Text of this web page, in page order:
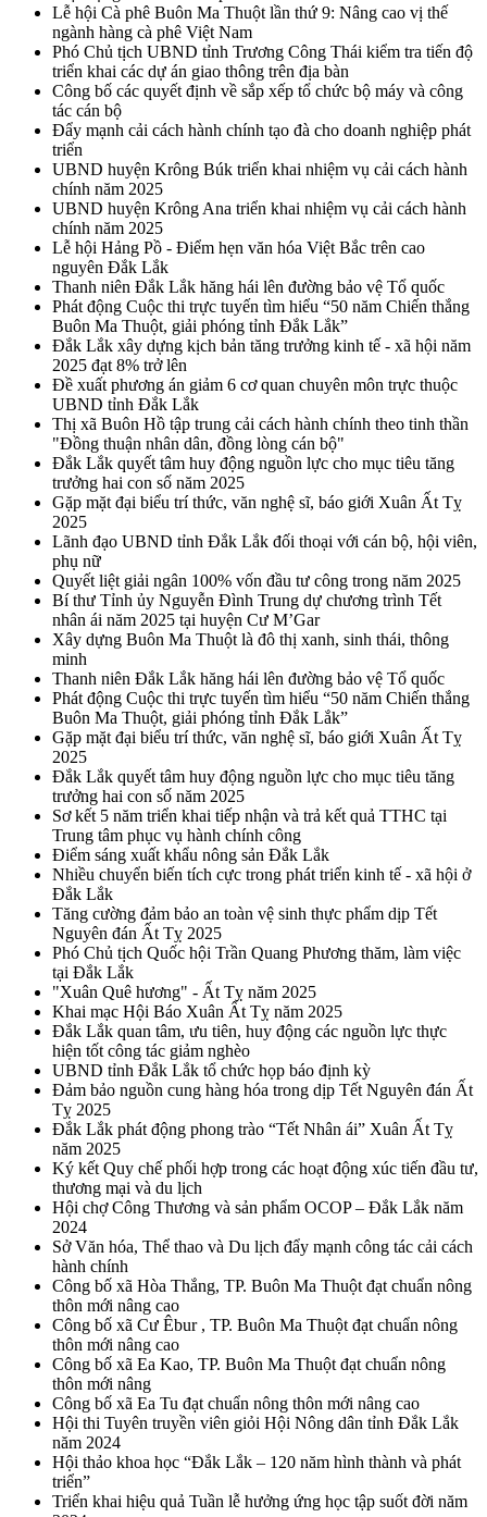
Lễ hội Cà phê Buôn Ma Thuột lần thứ 9: Nâng cao vị thế
ngành hàng cà phê Việt Nam
Phó Chủ tịch UBND tỉnh Trương Công Thái kiểm tra tiến độ
triển khai các dự án giao thông trên địa bàn
Công bố các quyết định về sắp xếp tổ chức bộ máy và công
tác cán bộ
Đẩy mạnh cải cách hành chính tạo đà cho doanh nghiệp phát
triển
UBND huyện Krông Búk triển khai nhiệm vụ cải cách hành
chính năm 2025
UBND huyện Krông Ana triển khai nhiệm vụ cải cách hành
chính năm 2025
Lễ hội Hảng Pồ - Điểm hẹn văn hóa Việt Bắc trên cao
nguyên Đắk Lắk
Thanh niên Đắk Lắk hăng hái lên đường bảo vệ Tổ quốc
Phát động Cuộc thi trực tuyến tìm hiểu “50 năm Chiến thắng
Buôn Ma Thuột, giải phóng tỉnh Đắk Lắk”
Đắk Lắk xây dựng kịch bản tăng trưởng kinh tế - xã hội năm
2025 đạt 8% trở lên
Đề xuất phương án giảm 6 cơ quan chuyên môn trực thuộc
UBND tỉnh Đắk Lắk
Thị xã Buôn Hồ tập trung cải cách hành chính theo tinh thần
"Đồng thuận nhân dân, đồng lòng cán bộ"
Đắk Lắk quyết tâm huy động nguồn lực cho mục tiêu tăng
trưởng hai con số năm 2025
Gặp mặt đại biểu trí thức, văn nghệ sĩ, báo giới Xuân Ất Tỵ
2025
Lãnh đạo UBND tỉnh Đắk Lắk đối thoại với cán bộ, hội viên,
phụ nữ
Quyết liệt giải ngân 100% vốn đầu tư công trong năm 2025
Bí thư Tỉnh ủy Nguyễn Đình Trung dự chương trình Tết
nhân ái năm 2025 tại huyện Cư M’Gar
Xây dựng Buôn Ma Thuột là đô thị xanh, sinh thái, thông
minh
Thanh niên Đắk Lắk hăng hái lên đường bảo vệ Tổ quốc
Phát động Cuộc thi trực tuyến tìm hiểu “50 năm Chiến thắng
Buôn Ma Thuột, giải phóng tỉnh Đắk Lắk”
Gặp mặt đại biểu trí thức, văn nghệ sĩ, báo giới Xuân Ất Tỵ
2025
Đắk Lắk quyết tâm huy động nguồn lực cho mục tiêu tăng
trưởng hai con số năm 2025
Sơ kết 5 năm triển khai tiếp nhận và trả kết quả TTHC tại
Trung tâm phục vụ hành chính công
Điểm sáng xuất khẩu nông sản Đắk Lắk
Nhiều chuyển biến tích cực trong phát triển kinh tế - xã hội ở
Đắk Lắk
Tăng cường đảm bảo an toàn vệ sinh thực phẩm dịp Tết
Nguyên đán Ất Tỵ 2025
Phó Chủ tịch Quốc hội Trần Quang Phương thăm, làm việc
tại Đắk Lắk
"Xuân Quê hương" - Ất Tỵ năm 2025
Khai mạc Hội Báo Xuân Ất Tỵ năm 2025
Đắk Lắk quan tâm, ưu tiên, huy động các nguồn lực thực
hiện tốt công tác giảm nghèo
UBND tỉnh Đắk Lắk tổ chức họp báo định kỳ
Đảm bảo nguồn cung hàng hóa trong dịp Tết Nguyên đán Ất
Tỵ 2025
Đắk Lắk phát động phong trào “Tết Nhân ái” Xuân Ất Tỵ
năm 2025
Ký kết Quy chế phối hợp trong các hoạt động xúc tiến đầu tư,
thương mại và du lịch
Hội chợ Công Thương và sản phẩm OCOP – Đắk Lắk năm
2024
Sở Văn hóa, Thể thao và Du lịch đẩy mạnh công tác cải cách
hành chính
Công bố xã Hòa Thắng, TP. Buôn Ma Thuột đạt chuẩn nông
thôn mới nâng cao
Công bố xã Cư Êbur , TP. Buôn Ma Thuột đạt chuẩn nông
thôn mới nâng cao
Công bố xã Ea Kao, TP. Buôn Ma Thuột đạt chuẩn nông
thôn mới nâng
Công bố xã Ea Tu đạt chuẩn nông thôn mới nâng cao
Hội thi Tuyên truyền viên giỏi Hội Nông dân tỉnh Đắk Lắk
năm 2024
Hội thảo khoa học “Đắk Lắk – 120 năm hình thành và phát
triển”
Triển khai hiệu quả Tuần lễ hưởng ứng học tập suốt đời năm